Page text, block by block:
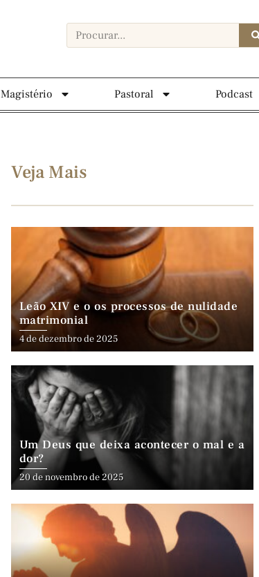
Magistério Pastoral Podcast
Veja Mais
Leão XIV e o os processos de nulidade
matrimonial
4 de dezembro de 2025
Um Deus que deixa acontecer o mal e a
dor?
20 de novembro de 2025